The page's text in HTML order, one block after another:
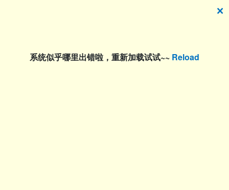
系统似乎哪里出错啦，重新加载试试~~ Reload
🗙